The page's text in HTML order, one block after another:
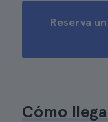
Reserva
Cómo